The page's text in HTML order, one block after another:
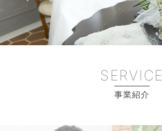
SERVICE
事業紹介